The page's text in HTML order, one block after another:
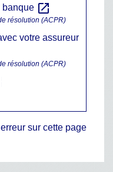
banque open_in_new
résolution (ACPR)
votre assureur
résolution (ACPR)
sur cette page